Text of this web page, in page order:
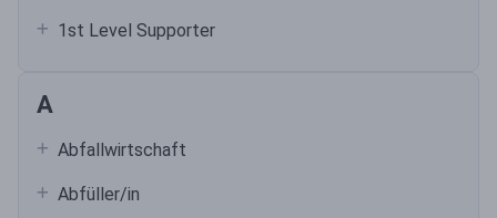
1st Level Supporter
A
Abfallwirtschaft
Abfüller/in